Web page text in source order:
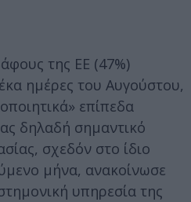
της ΕΕ (47%)
ημέρες του Αυγούστου,
επίπεδα
δηλαδή σημαντικό
σχεδόν στο ίδιο
μήνα, ανακοίνωσε
υπηρεσία της